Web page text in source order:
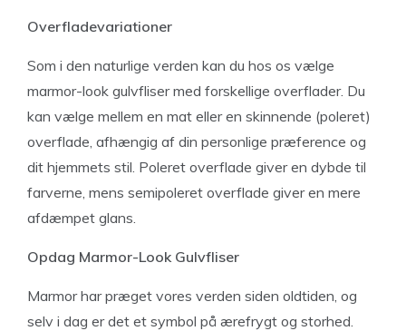
Overfladevariationer
Som i den naturlige verden kan du hos os vælge
marmor-look gulvfliser med forskellige overflader. Du
kan vælge mellem en mat eller en skinnende (poleret)
overflade, afhængig af din personlige præference og
dit hjemmets stil. Poleret overflade giver en dybde til
farverne, mens semipoleret overflade giver en mere
afdæmpet glans.
Opdag Marmor-Look Gulvfliser
Marmor har præget vores verden siden oldtiden, og
selv i dag er det et symbol på ærefrygt og storhed.